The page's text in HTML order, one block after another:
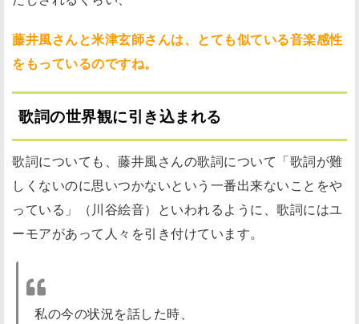
藤井風さんと米津玄師さんは、とても似ている音楽感性
をもっているのですね。
歌詞の世界観に引き込まれる
歌詞についても、藤井風さんの歌詞について「歌詞が難
しくないのに思いつかないという一番出来ないことをや
っている」（川谷絵音）といわれるように、歌詞にはユ
ーモアがあって人々を引き付けています。
私の今の状況を話した時、